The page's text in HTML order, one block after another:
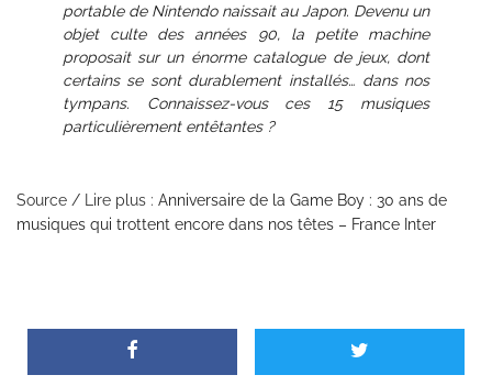
portable de Nintendo naissait au Japon. Devenu un
objet culte des années 90, la petite machine
proposait sur un énorme catalogue de jeux, dont
certains se sont durablement installés… dans nos
tympans. Connaissez-vous ces 15 musiques
particulièrement entêtantes ?
Source / Lire plus : Anniversaire de la Game Boy : 30 ans de
musiques qui trottent encore dans nos têtes – France Inter